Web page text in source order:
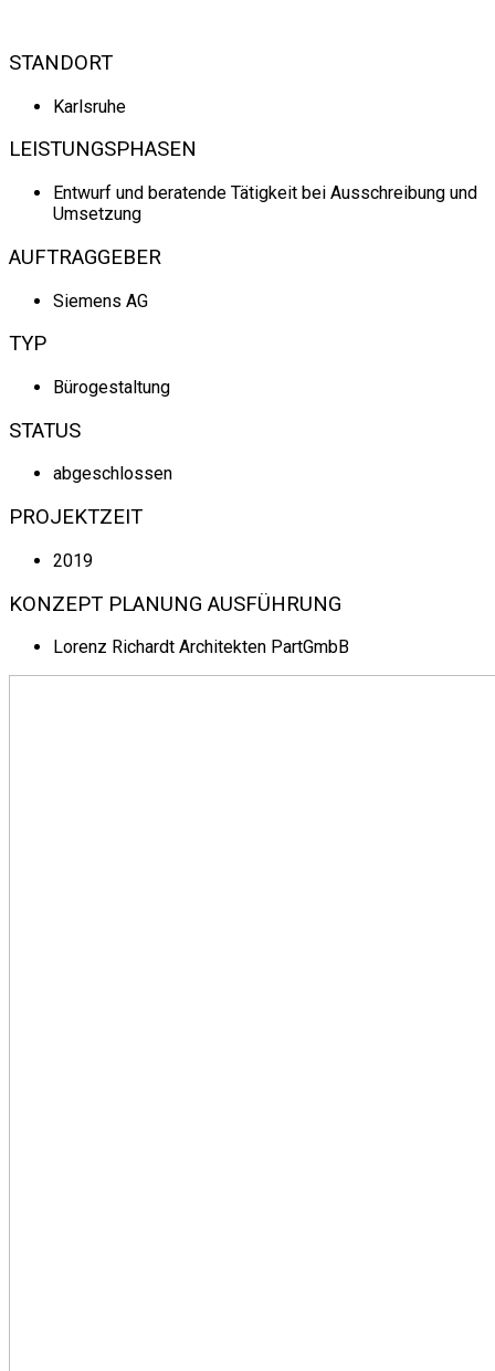
STANDORT
Karlsruhe
LEISTUNGSPHASEN
Entwurf und beratende Tätigkeit bei Ausschreibung und
Umsetzung
AUFTRAGGEBER
Siemens AG
TYP
Bürogestaltung
STATUS
abgeschlossen
PROJEKTZEIT
2019
KONZEPT PLANUNG AUSFÜHRUNG
Lorenz Richardt Architekten PartGmbB